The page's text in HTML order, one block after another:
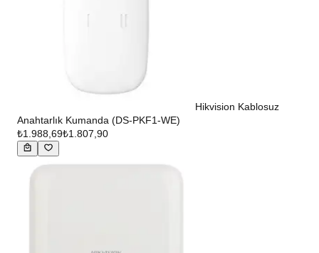
Hikvision Kablosuz
Anahtarlık Kumanda (DS-PKF1-WE)
₺1.988,69₺1.807,90